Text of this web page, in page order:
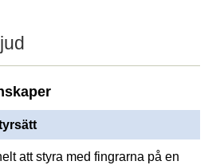
att styra med fingrarna på en